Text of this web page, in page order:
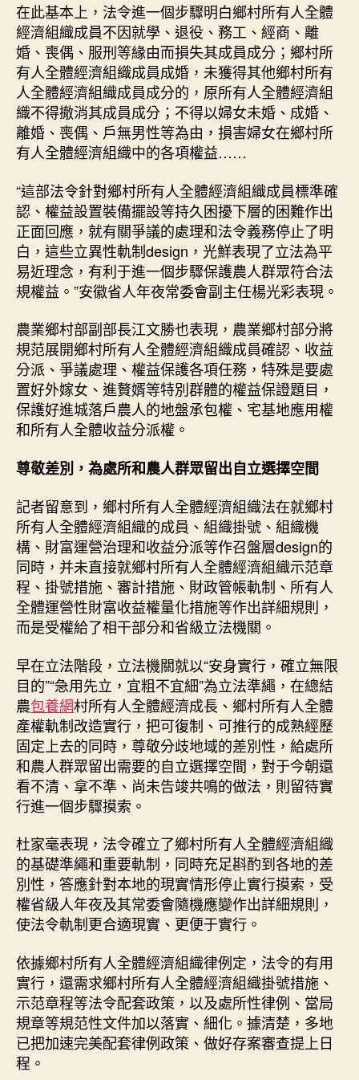
在此基本上，法令進一個步驟明白鄉村所有人全體
經濟組織成員不因就學、退役、務工、經商、離
婚、喪偶、服刑等緣由而損失其成員成分；鄉村所
有人全體經濟組織成員成婚，未獲得其他鄉村所有
人全體經濟組織成員成分的，原所有人全體經濟組
織不得撤消其成員成分；不得以婦女未婚、成婚、
離婚、喪偶、戶無男性等為由，損害婦女在鄉村所
有人全體經濟組織中的各項權益……
“這部法令針對鄉村所有人全體經濟組織成員標準確
認、權益設置裝備擺設等持久困擾下層的困難作出
正面回應，就有關爭議的處理和法令義務停止了明
白，這些立異性軌制design，光鮮表現了立法為平
易近理念，有利于進一個步驟保護農人群眾符合法
規權益。”安徽省人年夜常委會副主任楊光彩表現。
農業鄉村部副部長江文勝也表現，農業鄉村部分將
規范展開鄉村所有人全體經濟組織成員確認、收益
分派、爭議處理、權益保護各項任務，特殊是要處
置好外嫁女、進贅婿等特別群體的權益保證題目，
保護好進城落戶農人的地盤承包權、宅基地應用權
和所有人全體收益分派權。
尊敬差別，為處所和農人群眾留出自立選擇空間
記者留意到，鄉村所有人全體經濟組織法在就鄉村
所有人全體經濟組織的成員、組織掛號、組織機
構、財富運營治理和收益分派等作召盤層design的
同時，并未直接就鄉村所有人全體經濟組織示范章
程、掛號措施、審計措施、財政管帳軌制、所有人
全體運營性財富收益權量化措施等作出詳細規則，
而是受權給了相干部分和省級立法機關。
早在立法階段，立法機關就以“安身實行，確立無限
目的”“急用先立，宜粗不宜細”為立法準繩，在總結
農包養網村所有人全體經濟成長、鄉村所有人全體
產權軌制改造實行，把可復制、可推行的成熟經歷
固定上去的同時，尊敬分歧地域的差別性，給處所
和農人群眾留出需要的自立選擇空間，對于今朝還
看不清、拿不準、尚未告竣共鳴的做法，則留待實
行進一個步驟摸索。
杜家毫表現，法令確立了鄉村所有人全體經濟組織
的基礎準繩和重要軌制，同時充足斟酌到各地的差
別性，答應針對本地的現實情形停止實行摸索，受
權省級人年夜及其常委會隨機應變作出詳細規則，
使法令軌制更合適現實、更便于實行。
依據鄉村所有人全體經濟組織律例定，法令的有用
實行，還需求鄉村所有人全體經濟組織掛號措施、
示范章程等法令配套政策，以及處所性律例、當局
規章等規范性文件加以落實、細化。據清楚，多地
已把加速完美配套律例政策、做好存案審查提上日
程。